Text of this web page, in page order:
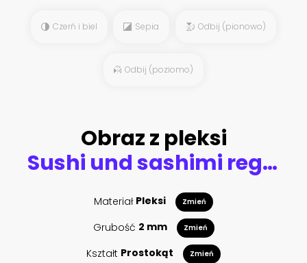
Czerń i biel Sepia Odbij (pionowo)
Odbij (poziomo)
Obraz z pleksi
Sushi und sashimi regional und traditionell
Materiał Pleksi Zmień
Grubość 2 mm Zmień
Kształt Prostokąt Zmień